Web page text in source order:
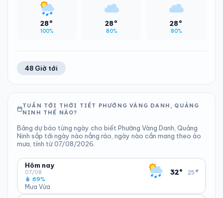
28°
100%
28°
80%
28°
80%
48 Giờ tới
TUẦN TỚI THỜI TIẾT PHƯỜNG VÀNG DANH, QUẢNG
NINH THẾ NÀO?
Bảng dự báo từng ngày cho biết Phường Vàng Danh, Quảng
Ninh sắp tới ngày nào nắng ráo, ngày nào cần mang theo áo
mưa, tính từ 07/08/2026.
Hôm nay
07/08
Mưa Vừa
69%
32° 25°
▾